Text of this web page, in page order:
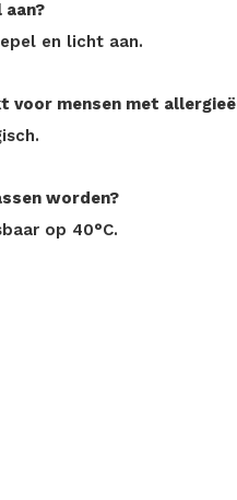
en licht aan.
mensen met
worden?
op 40°C.